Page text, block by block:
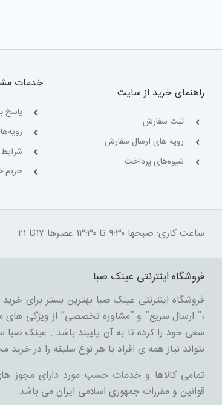
راهنمای خرید از سایت
ثبت سفارش
رویه های ارسال سفارش
شیوه‌های پرداخت
خدمات
پاسخ
ساعت کاری: صبحها ۹:۳۰ تا ۱۳:۳۰ عصرها ۱۷تا ۲۱
فروشگاه اینترنتی عینک صبا
فروشگاه اینترنتی عینک صبا بهترین بستر برای
،” ارسال سریع” و “مشاوره تخصصی” از ویژگی های
سعی خود را کرده تا به آن پایبند باشد . عینک صبا
بتواند نیاز همه ی افراد با هر نوع سلیقه را در خرید
تمامی کالاها و خدمات حسب مورد دارای مجوز
قوانین و مقررات جمهوری اسلامی ایران می باشد.